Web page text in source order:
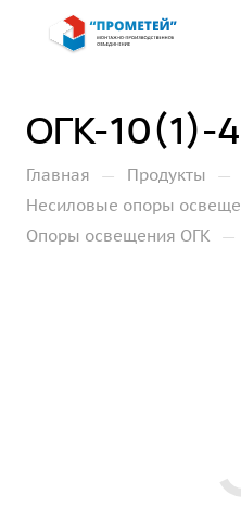
ОГК-10(1)-4
Главная — Продукты —
Несиловые опоры
Опоры освещения ОГК —